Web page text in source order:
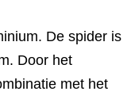
De spider is
Door het
met het